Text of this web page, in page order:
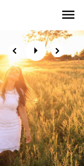
menu